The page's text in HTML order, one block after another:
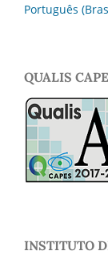
Português
QUALIS
INSTITUTO